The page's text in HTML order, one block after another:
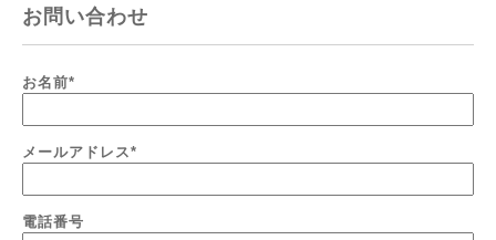
お問い合わせ
お名前*
メールアドレス*
電話番号